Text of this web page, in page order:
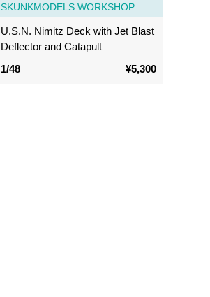
SKUNKMODELS WORKSHOP
U.S.N. Nimitz Deck with Jet Blast
Deflector and Catapult
1/48
¥5,300